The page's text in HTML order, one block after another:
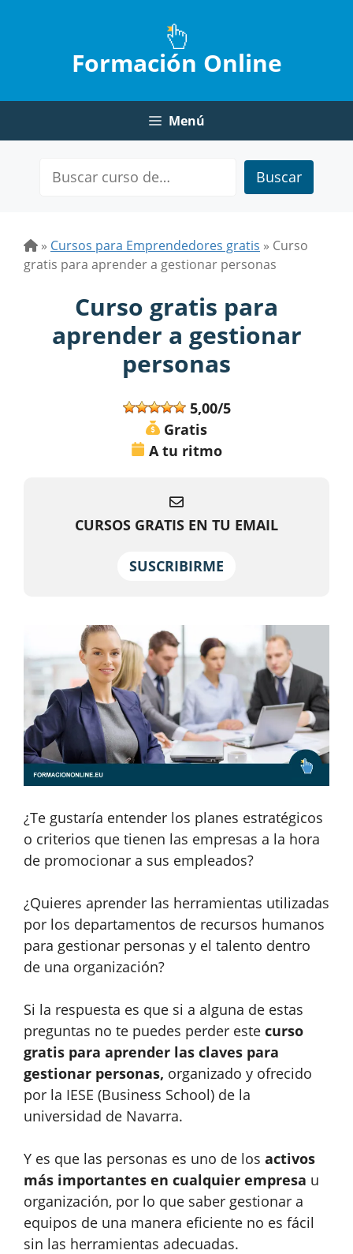
Formación Online
Menú
Buscar
» Cursos para Emprendedores gratis » Curso
gratis para aprender a gestionar personas
Curso gratis para
aprender a gestionar
personas
5,00/5
Gratis
A tu ritmo
CURSOS GRATIS EN TU EMAIL
SUSCRIBIRME
¿Te gustaría entender los planes estratégicos
o criterios que tienen las empresas a la hora
de promocionar a sus empleados?
¿Quieres aprender las herramientas utilizadas
por los departamentos de recursos humanos
para gestionar personas y el talento dentro
de una organización?
Si la respuesta es que si a alguna de estas
preguntas no te puedes perder este curso
gratis para aprender las claves para
gestionar personas, organizado y ofrecido
por la IESE (Business School) de la
universidad de Navarra.
Y es que las personas es uno de los activos
más importantes en cualquier empresa u
organización, por lo que saber gestionar a
equipos de una manera eficiente no es fácil
sin las herramientas adecuadas.